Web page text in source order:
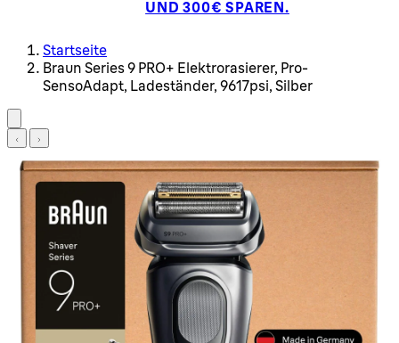
UND 300€ SPAREN.
Startseite
Braun Series 9 PRO+ Elektrorasierer, Pro-
SensoAdapt, Ladeständer, 9617psi, Silber